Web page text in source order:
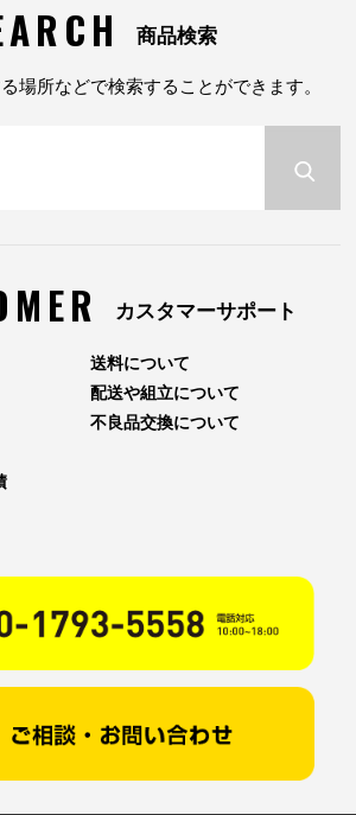
商品検索
場所などで検索することができます。
カスタマーサポート
送料について
配送や組立について
不良品交換について